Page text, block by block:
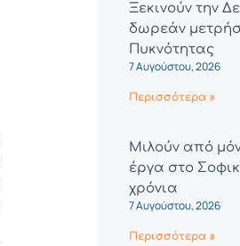
Ξεκινούν την
δωρεάν
Πυκνότητας
7 Αυγούστου, 2026
Περισσότερα »
Μιλούν από
έργα στο
χρόνια
7 Αυγούστου, 2026
Περισσότερα »